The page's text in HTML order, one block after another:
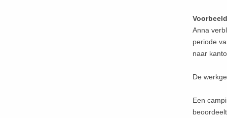
Anna
periode
naar
De
Een